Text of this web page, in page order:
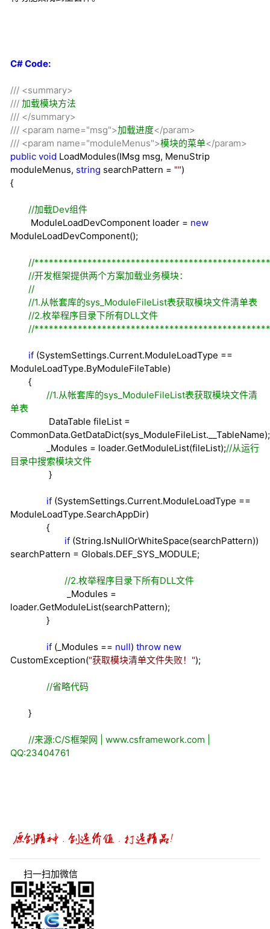
C# Code:
/// <summary>
/// 加载模块方法
/// </summary>
/// <param name="msg">加载进度</param>
/// <param name="moduleMenus">模块的菜单</param>
public void LoadModules(IMsg msg, MenuStrip
moduleMenus, string searchPattern = "")
{
//加载Dev组件
ModuleLoadDevComponent loader = new
ModuleLoadDevComponent();
//
//开发框架提供两个方案加载业务模块：
//
//1.从帐套库的sys_ModuleFileList表获取模块文件清单表
//2.枚举程序目录下所有DLL文件
//
if (SystemSettings.Current.ModuleLoadType ==
ModuleLoadType.ByModuleFileTable)
{
//1.从帐套库的sys_ModuleFileList表获取模块文件清
单表
DataTable fileList =
CommonData.GetDataDict(sys_ModuleFileList.__TableName);
_Modules = loader.GetModuleList(fileList);//从运行
目录中搜索模块文件
}
if (SystemSettings.Current.ModuleLoadType ==
ModuleLoadType.SearchAppDir)
{
if (String.IsNullOrWhiteSpace(searchPattern))
searchPattern = Globals.DEF_SYS_MODULE;
//2.枚举程序目录下所有DLL文件
_Modules =
loader.GetModuleList(searchPattern);
}
if (_Modules == null) throw new
CustomException("获取模块清单文件失败！ ");
//省略代码
}
//来源:C/S框架网 | www.csframework.com |
QQ:23404761
扫一扫加微信